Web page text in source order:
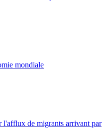
mondiale
l'afflux de migrants arrivant par